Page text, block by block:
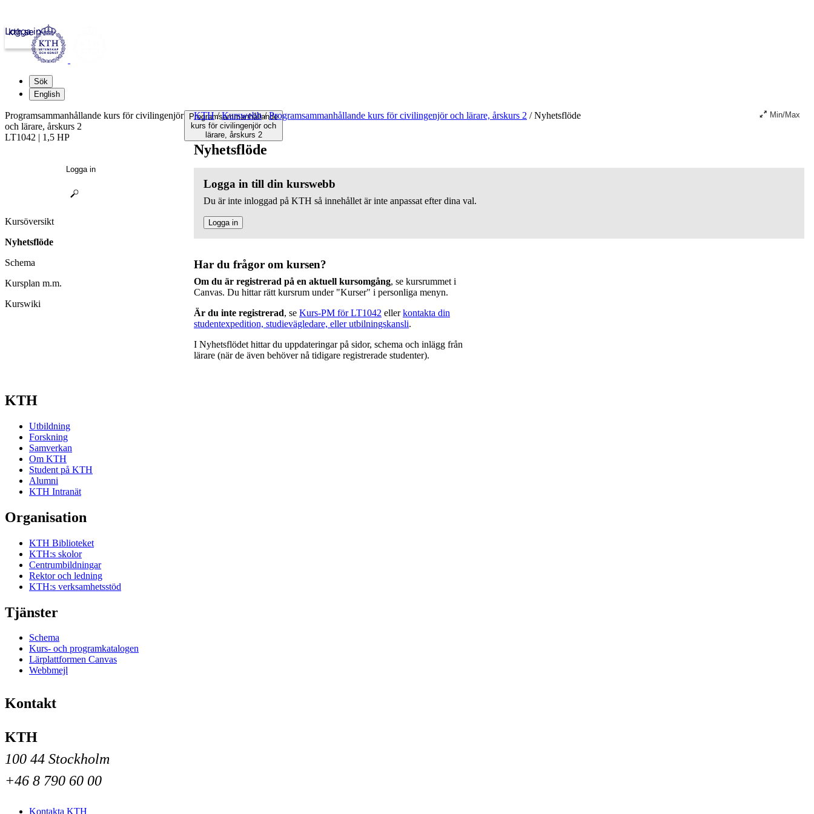
kth.se
Logga in
Sök
English
Programsammanhållande
kurs för civilingenjör och
lärare, årskurs 2
KTH / Kurswebb / Programsammanhållande kurs för civilingenjör och lärare, årskurs 2 /Nyhetsflöde Min/Max
Nyhetsflöde
Logga in till din kurswebb
Du är inte inloggad på KTH så innehållet är inte anpassat efter dina val.
Logga in
Har du frågor om kursen?
Om du är registrerad på en aktuell kursomgång, se kursrummet i
Canvas. Du hittar rätt kursrum under "Kurser" i personliga menyn.
Är du inte registrerad, se Kurs-PM för LT1042 ellerkontakta din
studentexpedition, studievägledare, eller utbilningskansli.
I Nyhetsflödet hittar du uppdateringar på sidor, schema och inlägg från
lärare (när de även behöver nå tidigare registrerade studenter).
Programsammanhållande kurs för civilingenjör
och lärare, årskurs 2
LT1042 | 1,5 HP
Logga in
Kursöversikt
Nyhetsflöde
Schema
Kursplan m.m.
Kurswiki
KTH
Utbildning
Forskning
Samverkan
Om KTH
Student på KTH
Alumni
KTH Intranät
Organisation
KTH Biblioteket
KTH:s skolor
Centrumbildningar
Rektor och ledning
KTH:s verksamhetsstöd
Tjänster
Schema
Kurs- och programkatalogen
Lärplattformen Canvas
Webbmejl
Kontakt
KTH
100 44 Stockholm
+46 8 790 60 00
Kontakta KTH